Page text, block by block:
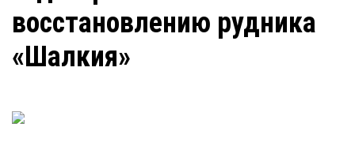
восстановлению рудника
«Шалкия»